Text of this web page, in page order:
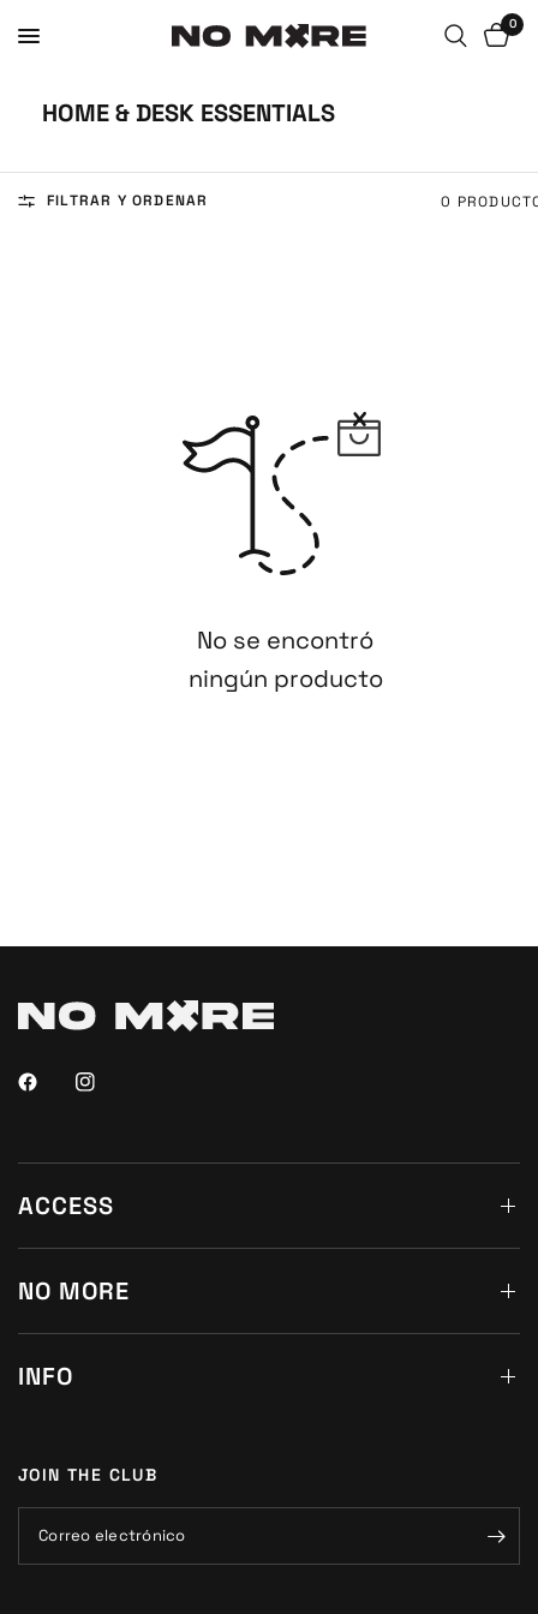
0
HOME & DESK ESSENTIALS
FILTRAR Y ORDENAR 0
No se encontró
ningún producto
ACCESS
NO MORE
INFO
JOIN THE CLUB
Correo electrónico